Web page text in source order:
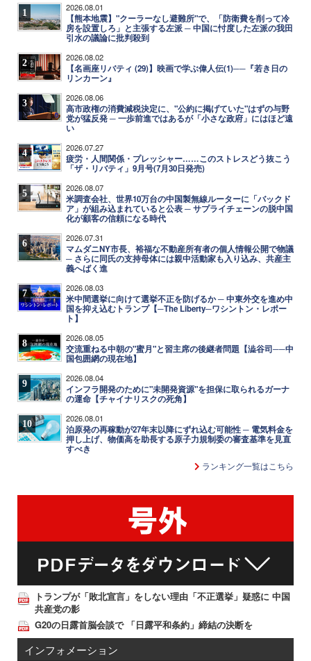
1 2026.08.01
【熊本地震】"クーラーなし避難所"で、「防衛費を削って冷
房を設置しろ」と主張する左派 ─ 中国に忖度した左派の我田
引水の議論に批判殺到
2 2026.08.02
【名画座リバティ (29)】映画で学ぶ偉人伝(1)──『若き日の
リンカーン』
3 2026.08.06
高市政権の消費減税決定に、"公約に掲げていた"はずの与野
党が猛反発 ─ 一歩前進ではあるが「小さな政府」にはほど遠
い
4 2026.07.27
疲労・人間関係・プレッシャー……このストレスどう抜こう
「ザ・リバティ」9月号(7月30日発売)
5 2026.08.07
米調査会社、世界10万台の中国製無線ルーターに「バックド
ア」が組み込まれていると公表 ─ サプライチェーンの脱中国
化が顧客の信頼になる時代
6 2026.07.31
マムダニNY市長、裕福な不動産所有者の個人情報公開で物議
─ さらに同氏の支持母体には親中活動家も入り込み、共産主
義へばく進
7 2026.08.03
米中間選挙に向けて選挙不正を防げるか ─ 中東外交を進め中
国を抑え込むトランプ【─The Liberty─ワシントン・レポー
ト】
8 2026.08.05
交流重ねる中朝の"蜜月"と習主席の後継者問題【澁谷司──中
国包囲網の現在地】
9 2026.08.04
インフラ開発のために"未開発資源"を担保に取られるガーナ
の運命【チャイナリスクの死角】
10 2026.08.01
泊原発の再稼動が27年末以降にずれ込む可能性 ─ 電気料金を
押し上げ、物価高を助長する原子力規制委の審査基準を見直
すべき
ランキング一覧はこちら
トランプが「敗北宣言」をしない理由「不正選挙」疑惑に 中国
共産党の影
G20の日露首脳会談で 「日露平和条約」締結の決断を
インフォメーション